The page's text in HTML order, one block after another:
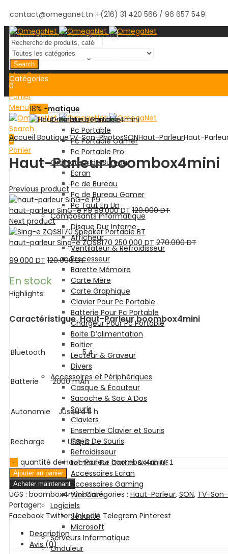
contact@omeganet.tn +(216) 31 420 566 / 96 657 549
Bienvenue chez OmegaNet.tn
Bienvenue chez OmegaNet.tn
Search
Mon Compte
0
Panier
Menu
Search
0
Panier
Catégories
Informatique
Ordinateur Portable
Pc Portable
Pc Portable Gamer
Pc Portable Pro
Ordinateur de Bureau
Ecran
Pc de Bureau
Pc de Bureau Gamer
Pc Tout En Un
Composants Informatique
Disque Dur Interne
Afficheur
Ventilateur & Refroidisseur
Processeur
Barette Mémoire
Carte Mère
Carte Graphique
Clavier Pour Pc Portable
Batterie Pour Pc Portable
Chargeur Pour Pc Portable
Boite D’alimentation
Boitier
Lecteur & Graveur
Divers
Accessoires et Périphériques
Casque & Écouteur
Sacoche & Sac A Dos
Souris
Claviers
Ensemble Clavier et Souris
Tapis De Souris
Refroidisseur
Lecteur De Cartes & Hub USB
Accessoires Ecran
Accessoires Gaming
Webcam
Logiciels
Sécurité
Microsoft
Serveurs Informatique
Onduleur
18% -
Accueil BoutiqueTV-Son-PhotosSONHaut-ParleurHaut-
Haut-Parleur boombox4mini
Previous product
haut-parleur SinG-e P999.000DT 120.000DT
Next product
haut-parleur Sing-e ZQS8170 250.000 DT 270.000DT
99.000 DT 120.000DT
En stock
Highlights:
Caractéristique Haut-Parleur boombox4mini
Bluetooth 5.4
Batterie 2000 mAh
Autonomie Jusqu’à 5 h
Recharge
USB-C
quantité de Haut-Parleur boombox4mini
Ajouter au panier
Acheter maintenant
UGS : boombox4mini Catégories : Haut-Parleur, SON, TV-
Partager:
Facebook Twitter LinkedIn Telegram Pinterest
Description
Avis (0)